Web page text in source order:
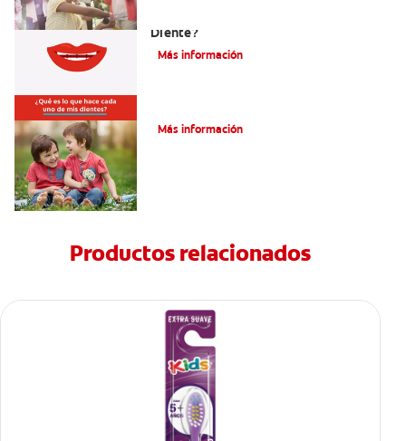
Diente?
Más información
Más información
Productos relacionados